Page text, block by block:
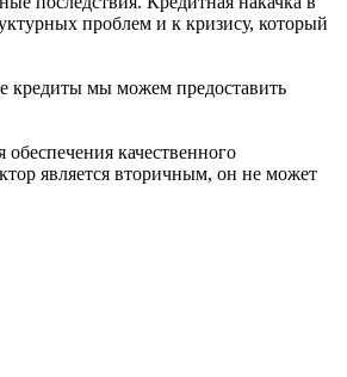
проблем и к кризису, который
кредиты мы можем предоставить
качественного
является вторичным, он не может